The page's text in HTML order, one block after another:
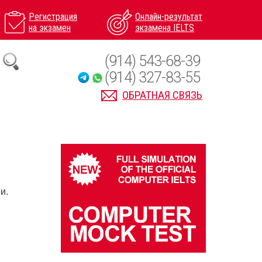
Регистрация
на экзамен
Онлайн-результат
экзамена IELTS
ОБРАТНАЯ СВЯЗЬ
(914) 543-68-39
(914) 327-83-55